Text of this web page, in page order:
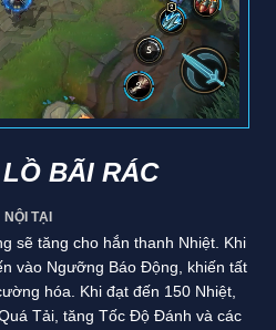
BÃI RÁC
NỘI TẠI
sẽ tăng cho hắn thanh Nhiệt. Khi
vào Ngưỡng Báo Động, khiến tất
hóa. Khi đạt đến 150 Nhiệt,
Tải, tăng Tốc Độ Đánh và các